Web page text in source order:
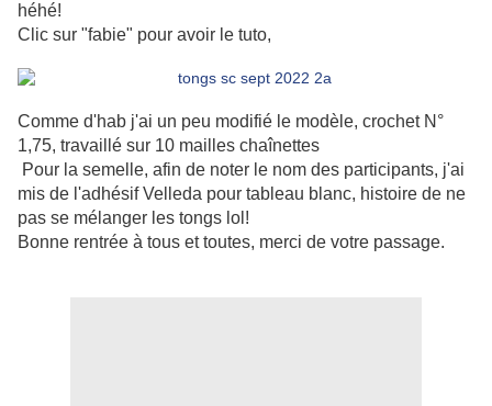
héhé!
Clic sur "fabie" pour avoir le tuto,
Comme d'hab j'ai un peu modifié le modèle, crochet N°
1,75, travaillé sur 10 mailles chaînettes
Pour la semelle, afin de noter le nom des participants, j'ai
mis de l'adhésif Velleda pour tableau blanc, histoire de ne
pas se mélanger les tongs lol!
Bonne rentrée à tous et toutes, merci de votre passage.